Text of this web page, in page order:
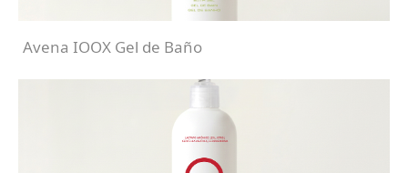
Avena IOOX Gel de Baño